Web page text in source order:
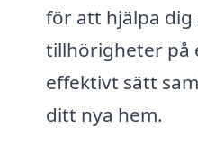
för att hjälpa dig
tillhörigheter på
effektivt sätt
ditt nya hem.